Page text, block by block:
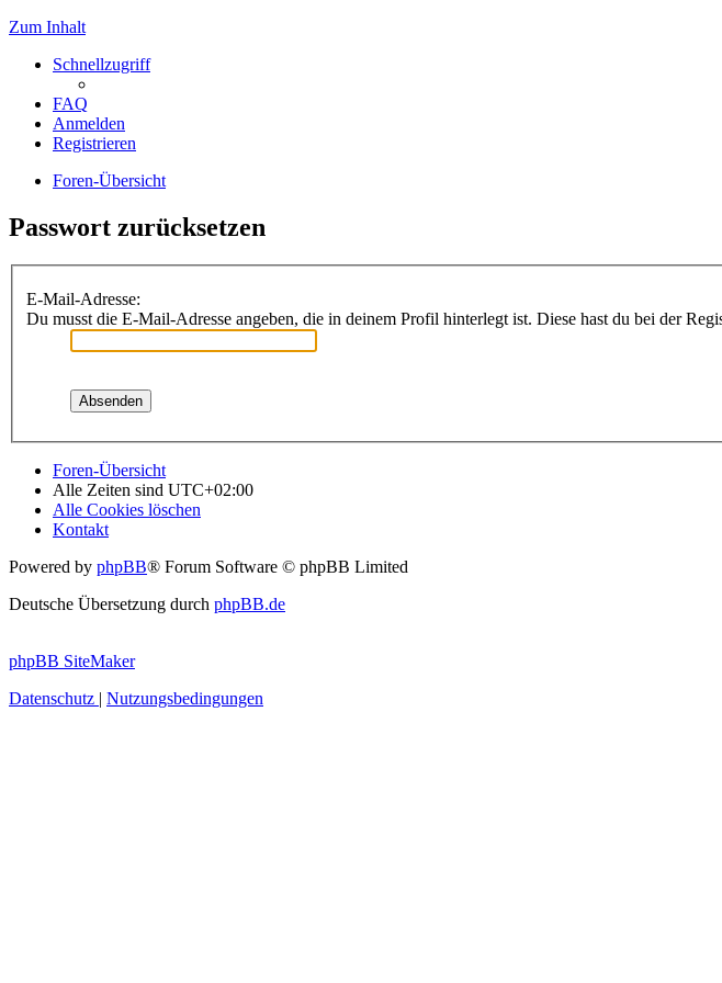
Zum Inhalt
Schnellzugriff
FAQ
Anmelden
Registrieren
Foren-Übersicht
Passwort zurücksetzen
E-Mail-Adresse:
Du musst die E-Mail-Adresse angeben, die in deinem Profil hinterlegt ist. Diese hast du bei der
Foren-Übersicht
Alle Zeiten sind UTC+02:00
Alle Cookies löschen
Kontakt
Powered by phpBB® Forum Software © phpBB Limited
Deutsche Übersetzung durch phpBB.de
phpBB SiteMaker
Datenschutz | Nutzungsbedingungen